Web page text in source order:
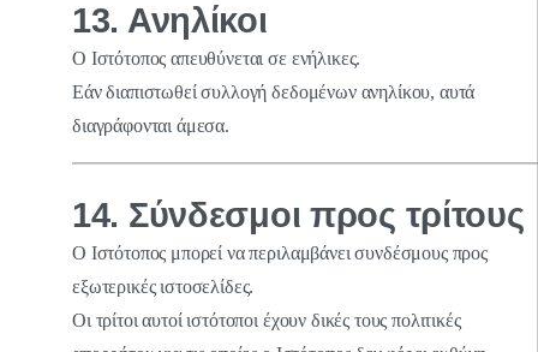
13. Ανηλίκοι
Ο Ιστότοπος απευθύνεται σε ενήλικες.
Εάν διαπιστωθεί συλλογή δεδομένων ανηλίκου, αυτά
διαγράφονται άμεσα.
14. Σύνδεσμοι προς τρίτους
Ο Ιστότοπος μπορεί να περιλαμβάνει συνδέσμους προς
εξωτερικές ιστοσελίδες.
Οι τρίτοι αυτοί ιστότοποι έχουν δικές τους πολιτικές